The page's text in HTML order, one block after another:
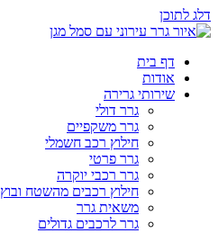
דלג לתוכן
דף בית
אודות
שירותי גרירה
גרר דולי
גרר משקפיים
חילוץ רכב חשמלי
גרר פרטי
גרר רכבי יוקרה
חילוץ רכבים מהשטח ובוץ
משאית גרר
גרר לרכבים גדולים